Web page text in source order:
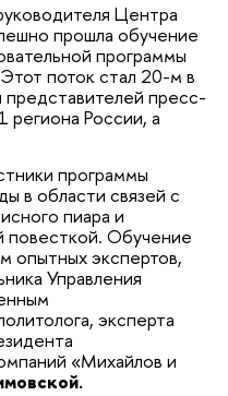
Центра
прошла обучение
программы
поток стал 20-м в
пресс-
региона России, а
программы
в области связей с
пиара и
повесткой. Обучение
опытных экспертов,
Управления
эксперта
«Михайлов и